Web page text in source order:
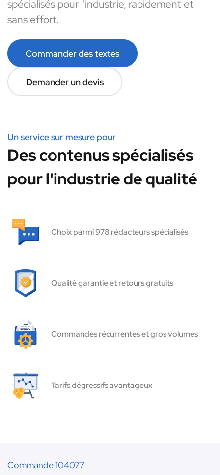
spécialisés pour l'industrie, rapidement et
sans effort.
Commander des textes
Demander un devis
Un service sur mesure pour
Des contenus spécialisés
pour l'industrie de qualité
Choix parmi 978 rédacteurs spécialisés
Qualité garantie et retours gratuits
Commandes récurrentes et gros volumes
Tarifs dégressifs avantageux
Commande 104077